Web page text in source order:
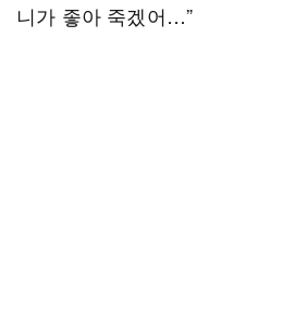
니가 좋아 죽겠어…”